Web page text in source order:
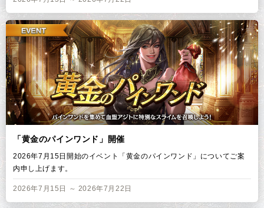
「黄金のパインワンド」開催
2026年7月15日開始のイベント「黄金のパインワンド」についてご案
内申し上げます。
2026年7月15日 ～ 2026年7月22日